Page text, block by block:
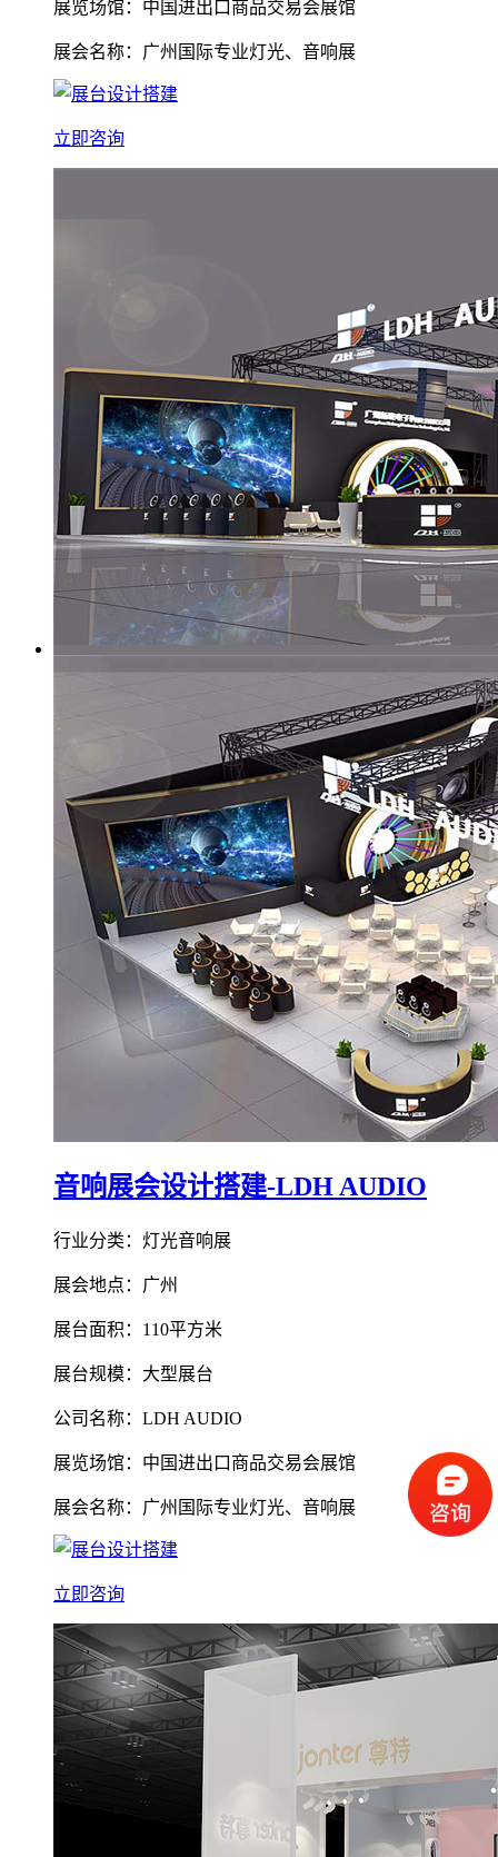
展览场馆：中国进出口商品交易会展馆
展会名称：广州国际专业灯光、音响展
立即咨询
音响展会设计搭建-LDH AUDIO
行业分类：灯光音响展
展会地点：广州
展台面积：110平方米
展台规模：大型展台
公司名称：LDH AUDIO
展览场馆：中国进出口商品交易会展馆
展会名称：广州国际专业灯光、音响展
立即咨询